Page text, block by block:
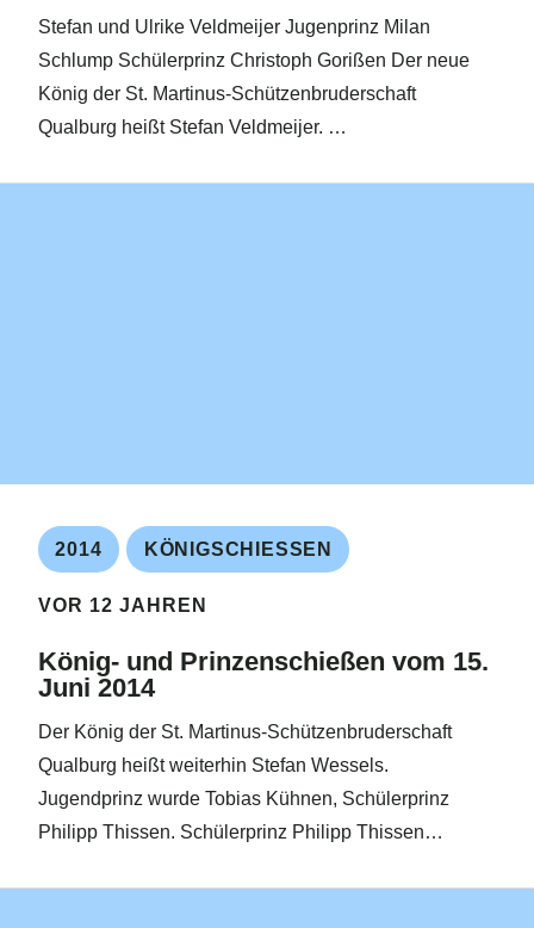
Stefan und Ulrike Veldmeijer Jugenprinz Milan
Schlump Schülerprinz Christoph Gorißen Der neue
König der St. Martinus-Schützenbruderschaft
Qualburg heißt Stefan Veldmeijer. …
2014 KÖNIGSCHIESSEN
VOR 12 JAHREN
König- und Prinzenschießen vom 15.
Juni 2014
Der König der St. Martinus-Schützenbruderschaft
Qualburg heißt weiterhin Stefan Wessels.
Jugendprinz wurde Tobias Kühnen, Schülerprinz
Philipp Thissen. Schülerprinz Philipp Thissen…